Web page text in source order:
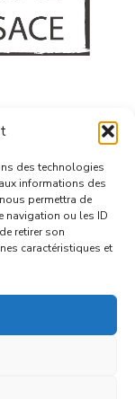
des technologies
informations des
permettra de
navigation ou les ID
retirer son
caractéristiques et